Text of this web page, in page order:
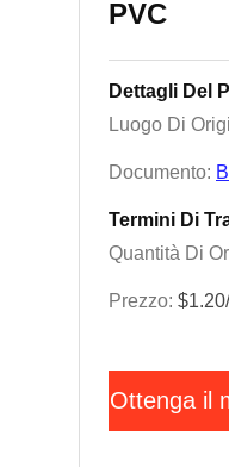
PVC
Dettagli Del
Luogo Di
Documento:
Termini Di
Quantità Di
Prezzo:
Ottenga il